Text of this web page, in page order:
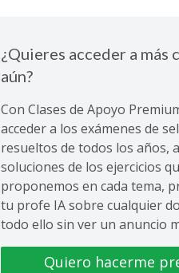
¿Quieres acceder a más
aún?
Con Clases de Apoyo
acceder a los exámenes de
resueltos de todos los años,
soluciones de los ejercicios
proponemos en cada tema,
tu profe IA sobre cualquier
todo ello sin ver un anuncio
Quiero hacerme